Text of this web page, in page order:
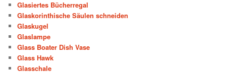
Glasiertes Bücherregal
Glaskorinthische Säulen schneiden
Glaskugel
Glaslampe
Glass Boater Dish Vase
Glass Hawk
Glasschale